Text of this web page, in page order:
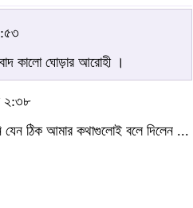
কালো ঘোড়ার আরোহী ।
২:৩৮
ঠিক আমার কথাগুলোই বলে দিলেন ...